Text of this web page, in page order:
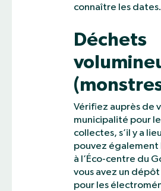
connaître les dates.
Déchets
Vérifiez auprès de
municipalité pour
collectes, s’il y a
pouvez également
à l’Éco-centre du
vous avez un
pour les